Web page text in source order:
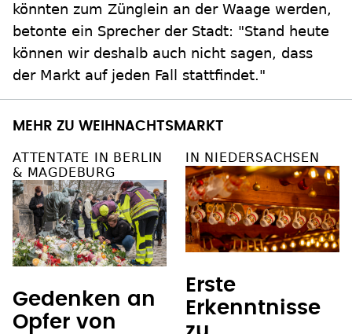
könnten zum Zünglein an der Waage werden,
betonte ein Sprecher der Stadt: "Stand heute
können wir deshalb auch nicht sagen, dass
der Markt auf jeden Fall stattfindet."
MEHR ZU WEIHNACHTSMARKT
ATTENTATE IN BERLIN
& MAGDEBURG
Gedenken an
Opfer von
IN NIEDERSACHSEN
Erste
Erkenntnisse